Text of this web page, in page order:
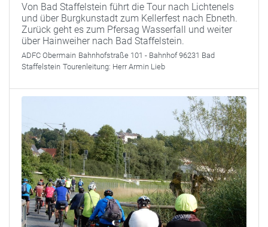
Von Bad Staffelstein führt die Tour nach Lichtenels
und über Burgkunstadt zum Kellerfest nach Ebneth.
Zurück geht es zum Pfersag Wasserfall und weiter
über Hainweiher nach Bad Staffelstein.
ADFC Obermain Bahnhofstraße 101 - Bahnhof 96231 Bad
Staffelstein Tourenleitung: Herr Armin Lieb